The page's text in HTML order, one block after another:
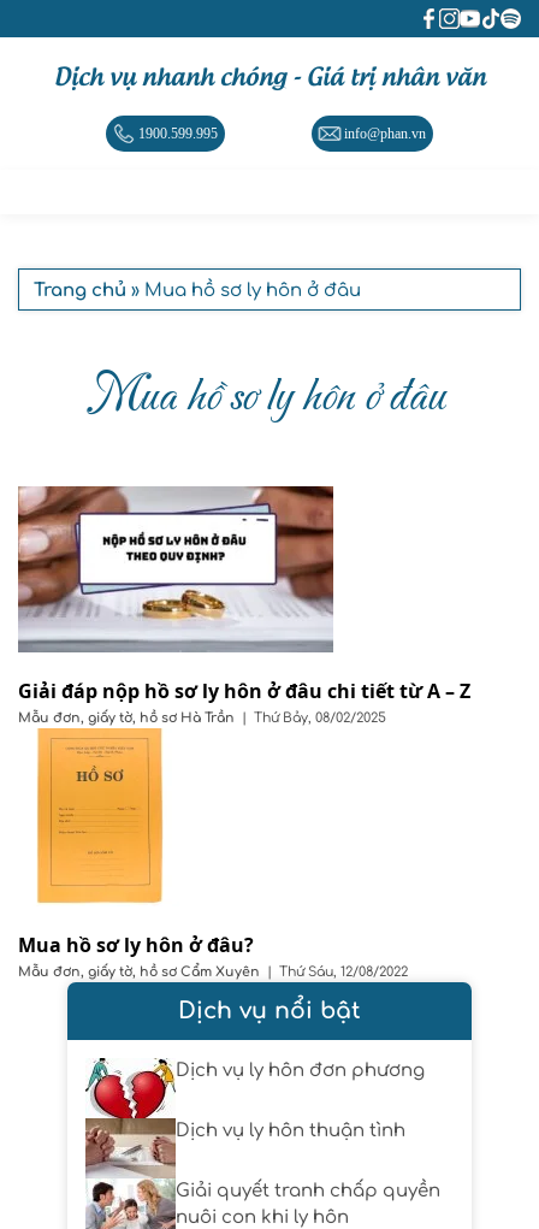
Dịch vụ nhanh chóng - Giá trị nhân văn
1900.599.995 info@phan.vn
Trang chủ » Mua hồ sơ ly hôn ở đâu
Mua hồ sơ ly hôn ở đâu
Giải đáp nộp hồ sơ ly hôn ở đâu chi tiết từ A – Z
Mẫu đơn, giấy tờ, hồ sơ Hà Trần | Thứ Bảy, 08/02/2025
Mua hồ sơ ly hôn ở đâu?
Mẫu đơn, giấy tờ, hồ sơ Cẩm Xuyên | Thứ Sáu, 12/08/2022
Dịch vụ nổi bật
Dịch vụ ly hôn đơn phương
Dịch vụ ly hôn thuận tình
Giải quyết tranh chấp quyền
nuôi con khi ly hôn